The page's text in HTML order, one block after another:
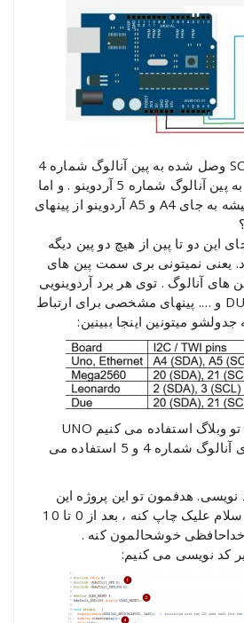
همونطور که میبینید SCL وصل شده به پین آنالوگ شماره 4
و پین SDA وصل شده به پین آنالوگ شماره 5 آردوینو . و اما
سوال همیشگی : آیا میشه به جای A4 و A5 آردوینو از پینهای
این دو تا پین از هیچ دو پین دیگه
یعنی نمیتونی بری سمت پین های
های آنالوگ . توی هر برد آردوینویی
اعم از UNO ، مگا ، DUE و …. پینهای مشخصی برای ارتباط
چون ما برد پایه ای که تو وبلاگ استفاده می کنیم UNO
هست بنابراین از پینهای آنالوگ شماره 4 و 5 استفاده می
نویسی. هدفمون تو این پروژه این
هست که اول یه پیغام سلام علیک چاپ کنه ، بعد از 0 تا 10
خداحافظی خوشحالمون کنه .
کد نویسی می کنیم: